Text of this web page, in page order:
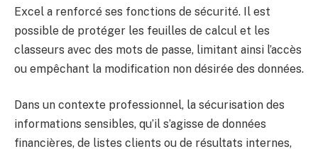
Excel a renforcé ses fonctions de sécurité. Il est
possible de protéger les feuilles de calcul et les
classeurs avec des mots de passe, limitant ainsi l’accès
ou empêchant la modification non désirée des données.
Dans un contexte professionnel, la sécurisation des
informations sensibles, qu’il s’agisse de données
financières, de listes clients ou de résultats internes,